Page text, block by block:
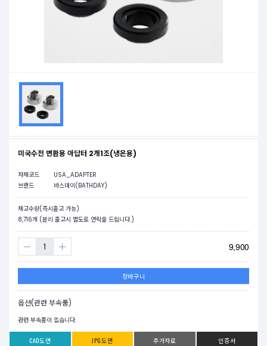
미국수전 변환용 아답터 2개1조(냉온용)
자재코드
USA_ADAPTER
브랜드
바스데이(BATHDAY)
재고수량(즉시출고 가능)
8,716개 (분리 출고시 별도로 연락을 드립니다.)
9,900
장바구니
옵션(관련 부속품)
관련 부속품이 없습니다.
CAD도면 JPG도면 추가자료 인증서